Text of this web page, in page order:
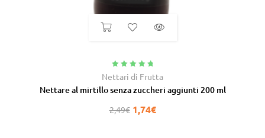
Valutato 4.92
Nettari di Frutta
Nettare al mirtillo senza zuccheri aggiunti 200 ml
2,49€ 1,74€